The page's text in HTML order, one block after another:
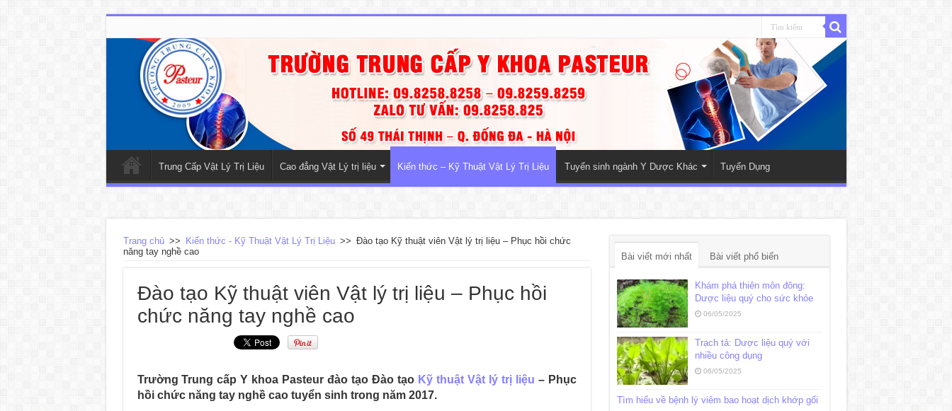
Trung Cấp Vật Lý Trị Liệu Cao đẳng Vật Lý trị liệu Kiến thức – Kỹ Thuật Vật Lý Trị Liệu Tuyển sinh ngành Y Dược Khác Tuyển Dụng
Trang chủ >> Kiến thức - Kỹ Thuật Vật Lý Trị Liệu >> Đào tạo Kỹ thuật viên Vật lý trị liệu – Phục hồi chức
năng tay nghề cao
Đào tạo Kỹ thuật viên Vật lý trị liệu – Phục hồi
chức năng tay nghề cao
Trường Trung cấp Y khoa Pasteur đào tạo Đào tạo Kỹ thuật Vật lý trị liệu – Phục
hồi chức năng tay nghề cao tuyển sinh trong năm 2017.
Bài viết mới nhất Bài viết phổ biến
Khám phá thiên môn đông:
Dược liệu quý cho sức khỏe
06/05/2025
Trạch tả: Dược liệu quý với
nhiều công dụng
06/05/2025
Tìm hiểu về bệnh lý viêm bao hoạt dịch khớp gối